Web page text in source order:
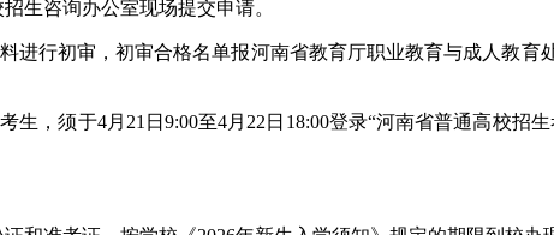
生咨询办公室现场提交申请。
行初审，初审合格名单报河南省教育厅职业教育与成人教育
，须于4月21日9:00至4月22日18:00登录“河南省普通高校招